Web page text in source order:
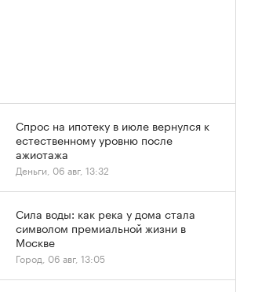
Спрос на ипотеку в июле вернулся к
естественному уровню после
ажиотажа
Деньги, 06 авг, 13:32
Сила воды: как река у дома стала
символом премиальной жизни в
Москве
Город, 06 авг, 13:05